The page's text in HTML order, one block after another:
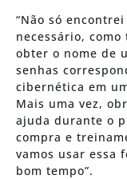
“Não só
necessário, como
obter o nome de
senhas
cibernética em
Mais uma vez,
ajuda durante o
compra e
vamos usar essa
bom tempo”.